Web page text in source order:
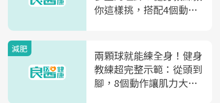
你這樣挑，搭配4個動作
減肥
兩顆球就能練全身！健身
教練超完整示範：從頭到
腳，8個動作讓肌力大爆